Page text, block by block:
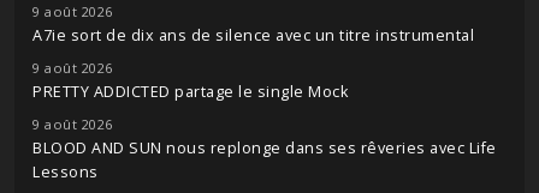
9 août 2026
A7ie sort de dix ans de silence avec un titre instrumental
9 août 2026
PRETTY ADDICTED partage le single Mock
9 août 2026
BLOOD AND SUN nous replonge dans ses rêveries avec Life
Lessons